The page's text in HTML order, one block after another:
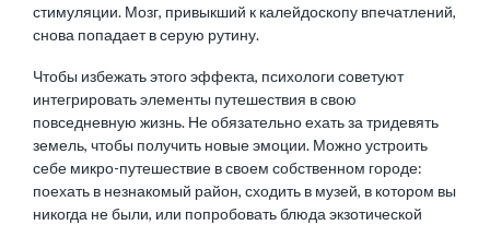
стимуляции. Мозг, привыкший к калейдоскопу впечатлений,
снова попадает в серую рутину.
Чтобы избежать этого эффекта, психологи советуют
интегрировать элементы путешествия в свою
повседневную жизнь. Не обязательно ехать за тридевять
земель, чтобы получить новые эмоции. Можно устроить
себе микро-путешествие в своем собственном городе:
поехать в незнакомый район, сходить в музей, в котором вы
никогда не были, или попробовать блюда экзотической